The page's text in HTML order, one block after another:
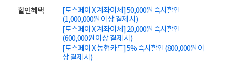
할인혜택
[토스페이 X 계좌이체] 50,000원 즉시할인
(1,000,000원 이상 결제 시)
[토스페이 X 계좌이체] 20,000원 즉시할인
(600,000원 이상 결제 시)
[토스페이 X 농협카드] 5% 즉시할인 (800,000원 이
상 결제 시)